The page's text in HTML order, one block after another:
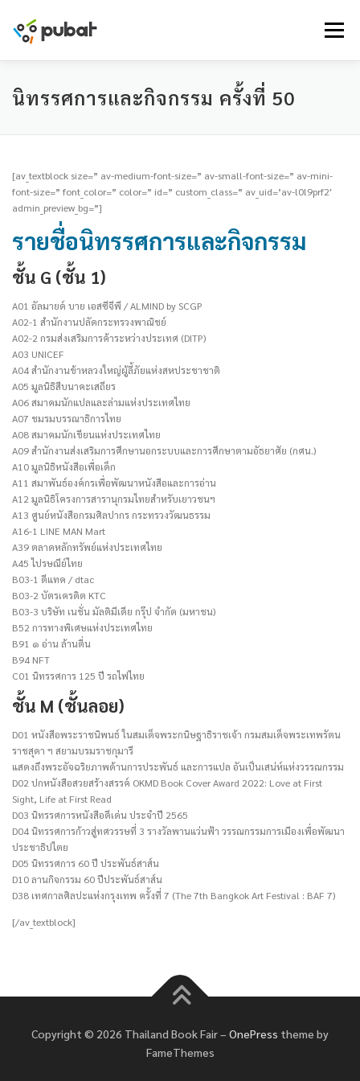
content
Menu
นิทรรศการและกิจกรรม ครั้งที่ 50
[av_textblock size=” av-medium-font-size=” av-small-font-size=” av-mini-
font-size=” font_color=” color=” id=” custom_class=” av_uid=’av-l0l9prf2′
admin_preview_bg=”]
รายชื่อนิทรรศการและกิจกรรม
ชั้น G (ชั้น 1)
A01 อัลมายด์ บาย เอสซีจีพี / ALMIND by SCGP
A02-1 สำนักงานปลัดกระทรวงพาณิชย์
A02-2 กรมส่งเสริมการค้าระหว่างประเทศ (DITP)
A03 UNICEF
A04 สำนักงานข้าหลวงใหญ่ผู้ลี้ภัยแห่งสหประชาชาติ
A05 มูลนิธิสืบนาคะเสถียร
A06 สมาคมนักแปลและล่ามแห่งประเทศไทย
A07 ชมรมบรรณาธิการไทย
A08 สมาคมนักเขียนแห่งประเทศไทย
A09 สำนักงานส่งเสริมการศึกษานอกระบบและการศึกษาตามอัธยาศัย (กศน.)
A10 มูลนิธิหนังสือเพื่อเด็ก
A11 สมาพันธ์องค์กรเพื่อพัฒนาหนังสือและการอ่าน
A12 มูลนิธิโครงการสารานุกรมไทยสำหรับเยาวชนฯ
A13 ศูนย์หนังสือกรมศิลปากร กระทรวงวัฒนธรรม
A16-1 LINE MAN Mart
A39 ตลาดหลักทรัพย์แห่งประเทศไทย
A45 ไปรษณีย์ไทย
B03-1 ดีแทค / dtac
B03-2 บัตรเครดิต KTC
B03-3 บริษัท เนชั่น มัลติมีเดีย กรุ๊ป จำกัด (มหาชน)
B52 การทางพิเศษแห่งประเทศไทย
B91 ๑ อ่าน ล้านตื่น
B94 NFT
C01 นิทรรศการ 125 ปี รถไฟไทย
ชั้น M (ชั้นลอย)
D01 หนังสือพระราชนิพนธ์ ในสมเด็จพระกนิษฐาธิราชเจ้า กรมสมเด็จพระเทพรัตน
ราชสุดา ฯ สยามบรมราชกุมารี
แสดงถึงพระอัจฉริยภาพด้านการประพันธ์ และการแปล อันเป็นเสน่ห์แห่งวรรณกรรม
D02 ปกหนังสือสวยสร้างสรรค์ OKMD Book Cover Award 2022: Love at First
Sight, Life at First Read
D03 นิทรรศการหนังสือดีเด่น ประจำปี 2565
D04 นิทรรศการก้าวสู่ทศวรรษที่ 3 รางวัลพานแว่นฟ้า วรรณกรรมการเมืองเพื่อพัฒนา
ประชาธิปไตย
D05 นิทรรศการ 60 ปี ประพันธ์สาส์น
D10 ลานกิจกรรม 60 ปีประพันธ์สาส์น
D38 เทศกาลศิลปะแห่งกรุงเทพ ครั้งที่ 7 (The 7th Bangkok Art Festival : BAF 7)
[/av_textblock]
Copyright © 2026 Thailand Book Fair– OnePress theme by
FameThemes